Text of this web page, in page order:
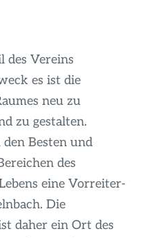
des Vereins
es ist die
neu zu
zu gestalten.
Besten und
des
eine Vorreiter-
Die
daher ein Ort des